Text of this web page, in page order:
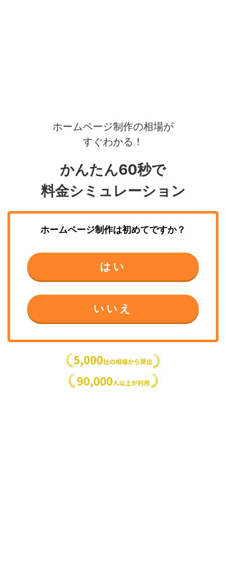
ホームページ制作の相場が
すぐわかる！
かんたん60秒で
料金シミュレーション
ホームページ制作は初めてですか？
はい
いいえ